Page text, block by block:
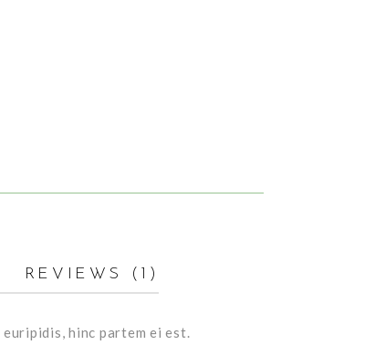
REVIEWS (1)
hinc partem ei est.